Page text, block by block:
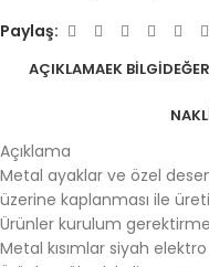
Paylaş:
AÇIKLAMAEK BILGI
Açıklama
Metal ayaklar ve özel
üzerine kaplanması ile
Ürünler kurulum
Metal kısımlar siyah